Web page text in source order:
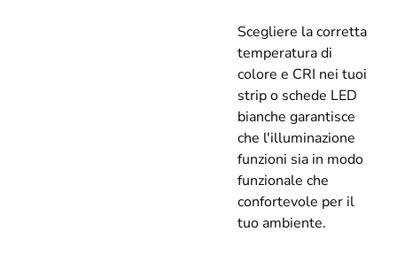
Scegliere la corretta
temperatura di
colore e CRI nei tuoi
strip o schede LED
bianche garantisce
che l'illuminazione
funzioni sia in modo
funzionale che
confortevole per il
tuo ambiente.